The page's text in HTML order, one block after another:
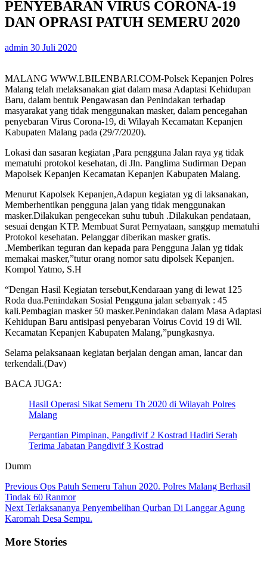
PENYEBARAN VIRUS CORONA-19
DAN OPRASI PATUH SEMERU 2020
admin 30 Juli 2020
MALANG WWW.LBILENBARI.COM-Polsek Kepanjen Polres
Malang telah melaksanakan giat dalam masa Adaptasi Kehidupan
Baru, dalam bentuk Pengawasan dan Penindakan terhadap
masyarakat yang tidak menggunakan masker, dalam pencegahan
penyebaran Virus Corona-19, di Wilayah Kecamatan Kepanjen
Kabupaten Malang pada (29/7/2020).
Lokasi dan sasaran kegiatan ,Para pengguna Jalan raya yg tidak
mematuhi protokol kesehatan, di Jln. Panglima Sudirman Depan
Mapolsek Kepanjen Kecamatan Kepanjen Kabupaten Malang.
Menurut Kapolsek Kepanjen,Adapun kegiatan yg di laksanakan,
Memberhentikan pengguna jalan yang tidak menggunakan
masker.Dilakukan pengecekan suhu tubuh .Dilakukan pendataan,
sesuai dengan KTP. Membuat Surat Pernyataan, sanggup mematuhi
Protokol kesehatan. Pelanggar diberikan masker gratis.
.Memberikan teguran dan kepada para Pengguna Jalan yg tidak
memakai masker,”tutur orang nomor satu dipolsek Kepanjen.
Kompol Yatmo, S.H
“Dengan Hasil Kegiatan tersebut,Kendaraan yang di lewat 125
Roda dua.Penindakan Sosial Pengguna jalan sebanyak : 45
kali.Pembagian masker 50 masker.Penindakan dalam Masa Adaptasi
Kehidupan Baru antisipasi penyebaran Voirus Covid 19 di Wil.
Kecamatan Kepanjen Kabupaten Malang,”pungkasnya.
Selama pelaksanaan kegiatan berjalan dengan aman, lancar dan
terkendali.(Dav)
BACA JUGA:
Hasil Operasi Sikat Semeru Th 2020 di Wilayah Polres
Malang
Pergantian Pimpinan, Pangdivif 2 Kostrad Hadiri Serah
Terima Jabatan Pangdivif 3 Kostrad
Dumm
Continue
Reading
Previous Ops Patuh Semeru Tahun 2020. Polres Malang Berhasil
Tindak 60 Ranmor
Next Terlaksananya Penyembelihan Qurban Di Langgar Agung
Karomah Desa Sempu.
More Stories